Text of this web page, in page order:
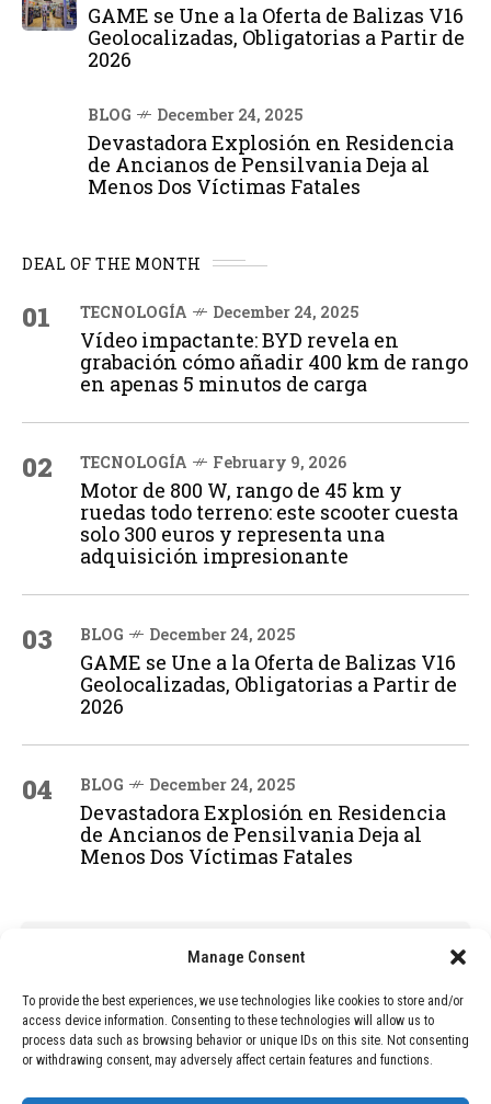
Manage Consent
To provide the best experiences, we use technologies like cookies to store and/or
access device information. Consenting to these technologies will allow us to
process data such as browsing behavior or unique IDs on this site. Not consenting
or withdrawing consent, may adversely affect certain features and functions.
GAME se Une a la Oferta de Balizas V16
Geolocalizadas, Obligatorias a Partir de
2026
BLOG December 24, 2025
Devastadora Explosión en Residencia
de Ancianos de Pensilvania Deja al
Menos Dos Víctimas Fatales
DEAL OF THE MONTH
01 TECNOLOGÍA December 24, 2025
Vídeo impactante: BYD revela en
grabación cómo añadir 400 km de rango
en apenas 5 minutos de carga
02 TECNOLOGÍA February 9, 2026
Motor de 800 W, rango de 45 km y
ruedas todo terreno: este scooter cuesta
solo 300 euros y representa una
adquisición impresionante
03 BLOG December 24, 2025
GAME se Une a la Oferta de Balizas V16
Geolocalizadas, Obligatorias a Partir de
2026
04 BLOG December 24, 2025
Devastadora Explosión en Residencia
de Ancianos de Pensilvania Deja al
Menos Dos Víctimas Fatales